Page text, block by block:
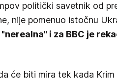
politički savetnik od
nije pomenuo istočnu
i za BBC je
će biti mira tek kada